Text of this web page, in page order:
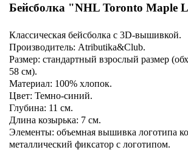
Бейсболка "NHL Toronto Maple
Классическая бейсболка c 3D-вышивкой.
Производитель: Atributika&Club.
Размер: стандартный взрослый размер
58 см).
Материал: 100% хлопок.
Цвет: Темно-синий.
Глубина: 11 см.
Длина козырька: 7 см.
Элементы: объемная вышивка логотипа
металлический фиксатор с логотипом.